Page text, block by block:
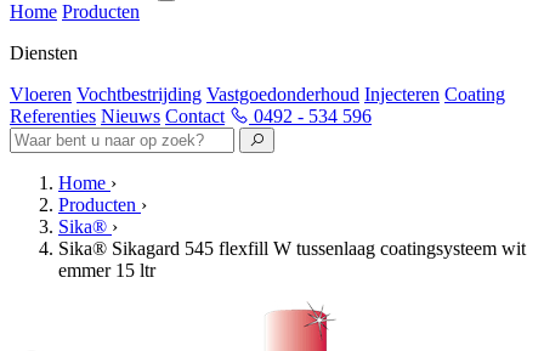
Home Producten
Diensten
Vloeren Vochtbestrijding Vastgoedonderhoud Injecteren Coating
Referenties Nieuws Contact 0492 - 534 596
Home ›
Producten ›
Sika® ›
Sika® Sikagard 545 flexfill W tussenlaag coatingsysteem wit
emmer 15 ltr